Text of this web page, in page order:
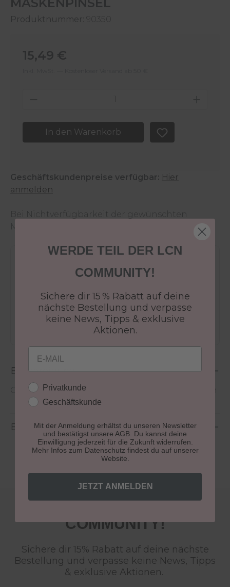
Produktnummer: 90350
Regulärer Preis:
15,49 €
Produkt Anzahl: Gib den
In den Warenkorb
Geschäftskundenpreise verfügbar: Hier
anmelden
Bei Nichtverfügbarkeit der gewünschten
Menge wende dich an den
30 Tage Rückgaberecht
Versandfertig in 24-48h
Jetzt shoppen - bezahlen in 30 Tagen
Beschreibung
Großer Pinsel zum Auftragen von Pflegemasken
Bewertungen
COMMUNITY!
Sichere dir 15% Rabatt auf deine nächste
Bestellung und verpasse keine News, Tipps
& exklusive Aktionen.
WERDE TEIL DER LCN
COMMUNITY!
Sichere dir 15 % Rabatt auf deine
nächste Bestellung und verpasse
keine News, Tipps & exklusive
Aktionen.
Email
Kundengruppe
Privatkunde
Geschäftskunde
Mit der Anmeldung erhältst du unseren Newsletter
und bestätigst unsere AGB. Du kannst deine
Einwilligung jederzeit für die Zukunft widerrufen.
Mehr Infos zum Datenschutz findest du auf unserer
Website.
JETZT ANMELDEN